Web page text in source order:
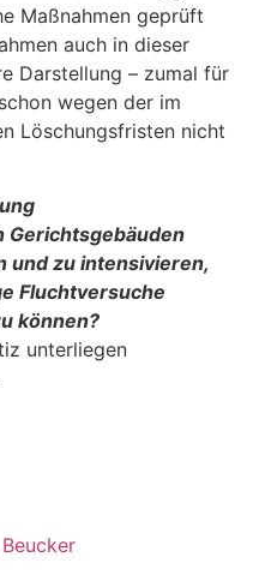
Maßnahmen geprüft
auch in dieser
Darstellung – zumal für
wegen der im
Löschungsfristen nicht
Gerichtsgebäuden
und zu intensivieren,
Fluchtversuche
können?
unterliegen